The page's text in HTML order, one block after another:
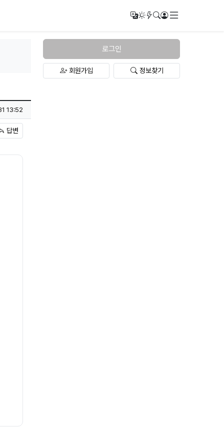
번역다크모드
새글/새댓글
검색로그인
13:52
답변
로그인
회원가입 정보찾기